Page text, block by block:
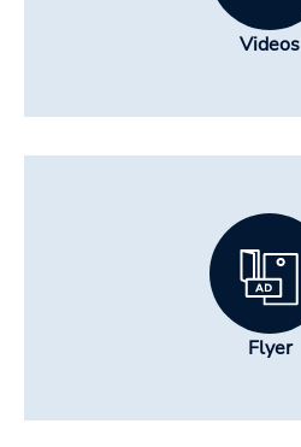
Videos
Flyer